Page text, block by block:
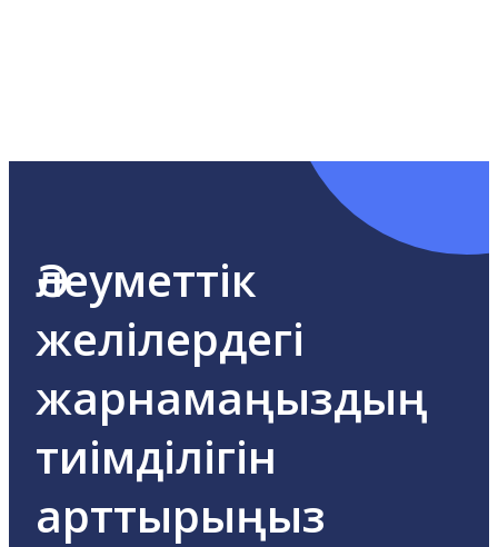
Әлеуметтік
желілердегі
жарнамаңыздың
тиімділігін
арттырыңыз